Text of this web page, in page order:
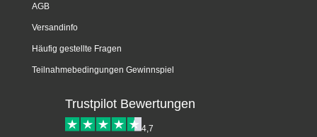
AGB
Versandinfo
Häufig gestellte Fragen
Teilnahmebedingungen Gewinnspiel
Trustpilot Bewertungen
4,7